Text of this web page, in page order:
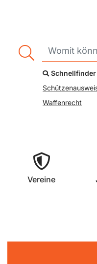
Schnellfinder
Waffenrecht
Vereine